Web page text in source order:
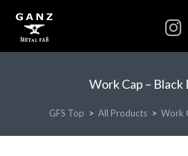
Work Cap – Black
GFS Top > All Products > Work